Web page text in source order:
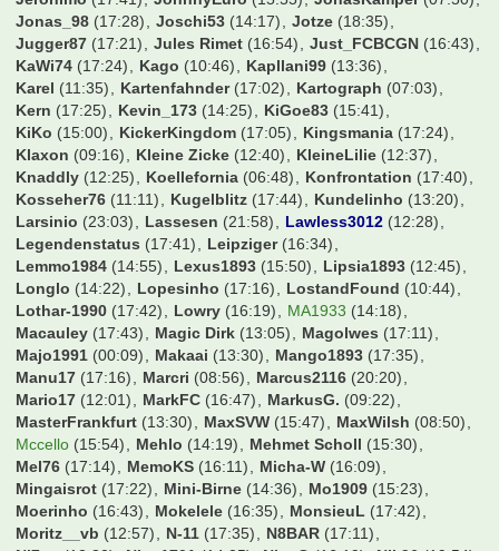
Flingern1895(16:39) FlinkeFlasche (14:25)
FlipDeRip (16:37) Flo0906(17:13) FloArsenal06(08:47)
Flosse1909(00:34) Flummi89 (08:17) Fohlen83(17:15)
Fossi (09:05) Frank(15:08) Frank_HS(08:07)
Freakfer(17:16) Fussballexperte10(17:40)
Fußballmaster007(17:21) GRis7971(15:44) GUMBO(15:56)
Gagsen09(14:31) GarretHSV(11:14) Gazelle(16:56)
Gegge(11:18) Genom(21:31) Georg1911(15:53)
Gidde(16:47) Giovanni Trappadoni(15:46)
Gladbachschanki(17:44) Go23(12:30) GoleoXI (18:56)
Golgolgol(21:59) Groundchecker(15:26)
GroundhoppingMalte(16:18) Gundi09(17:29)
Hadern60(13:02) Haeaeschdner(15:19) Hagelkorn(09:20)
HamBurgerKing(14:16) Hamburgerjungs(17:44)
Hampabvb(09:34) Hamster09(16:27) Hansano1965(17:09)
Harkinho(17:28) Harry2019(17:44) Harry54(17:37)
Haua96(10:13) Hederborusse(16:39) HerrZog17(22:16)
Holle09(15:53) Howie(17:04) Hupe(09:56) Icey245
Icke85(17:31) Ingolf(14:41) Isi40(18:41) Jabroney(15:59)
Jaggabites(12:32) Janer(16:03) Janl(15:05) Jay(13:46)
Jens1957(17:42) Jenshs(17:06) Jenson(15:59)
Jeronimo(17:41) JohnnyEuro(15:55) JonasKamper(07:50)
Jonas_98 (17:28) Joschi53 (14:17) Jotze(18:35)
Jugger87(17:21) Jules Rimet(16:54) Just_FCBCGN